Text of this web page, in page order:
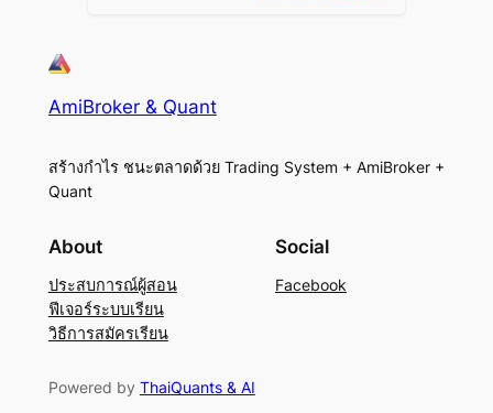
AmiBroker & Quant
สร้างกำไร ชนะตลาดด้วย Trading System + AmiBroker +
Quant
About
ประสบการณ์ผู้สอน
ฟีเจอร์ระบบเรียน
วิธีการสมัครเรียน
Social
Facebook
Powered by ThaiQuants & AI